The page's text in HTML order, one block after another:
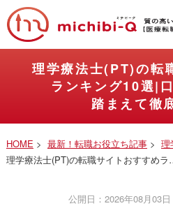
理学療法士(PT)の転
ランキング10選|
踏まえて徹
HOME > 最新！転職お役立ち記事> 理
理学療法士(PT)の転職サイトおすすめ
公開日：2026年08月03日